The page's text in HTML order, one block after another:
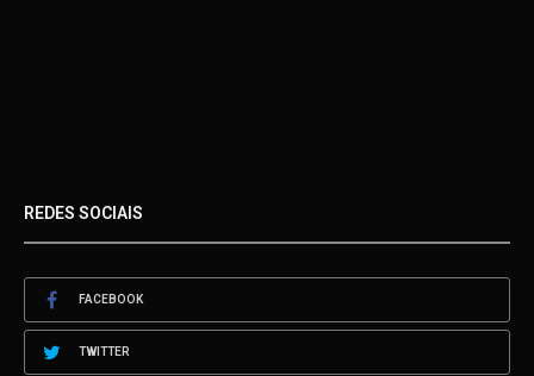
REDES SOCIAIS
FACEBOOK
TWITTER